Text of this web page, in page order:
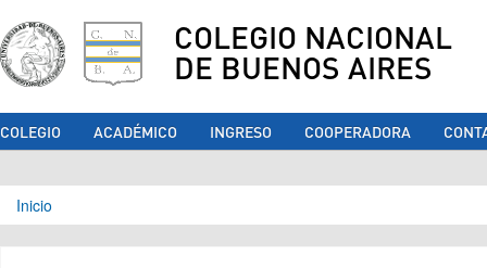
COLEGIO NACIONAL
DE BUENOS AIRES
COLEGIO ACADÉMICO INGRESO COOPERADORA
Se encuentra usted aquí
Inicio